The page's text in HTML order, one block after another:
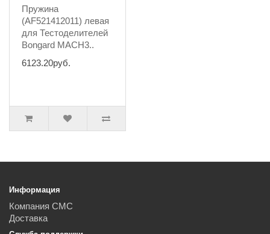
Пружина
(AF521412011) левая
для Тестоделителей
Bongard MACH3..
6123.20руб.
Информация
Компания СМС
Доставка